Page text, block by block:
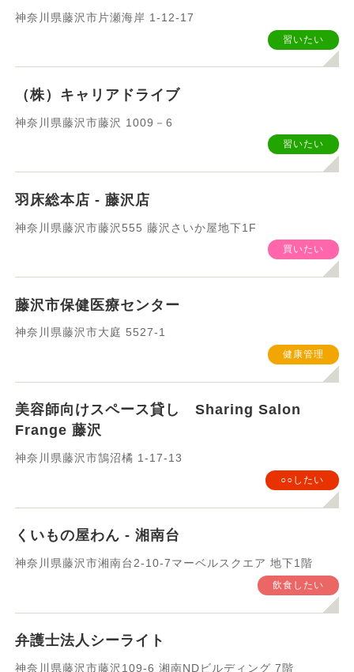
神奈川県藤沢市片瀬海岸 1-12-17
習いたい
（株）キャリアドライブ
神奈川県藤沢市藤沢 1009－6
習いたい
羽床総本店 - 藤沢店
神奈川県藤沢市藤沢555 藤沢さいか屋地下1F
買いたい
藤沢市保健医療センター
神奈川県藤沢市大庭 5527‐1
健康管理
美容師向けスペース貸し Sharing Salon
Frange 藤沢
神奈川県藤沢市鵠沼橘 1-17-13
○○したい
くいもの屋わん - 湘南台
神奈川県藤沢市湘南台2-10-7マーベルスクエア 地下1階
飲食したい
弁護士法人シーライト
神奈川県藤沢市藤沢109-6 湘南NDビルディング 7階